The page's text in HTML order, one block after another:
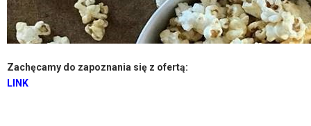
Zachęcamy do zapoznania się z ofertą:
LINK